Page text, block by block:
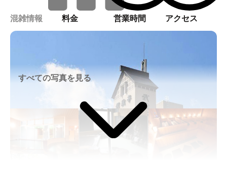
混雑情報 料金 営業時間 アクセス
すべての写真を見る